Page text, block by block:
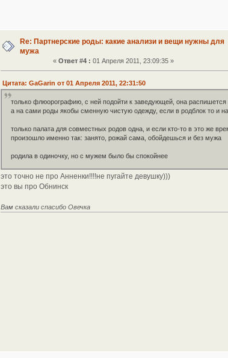
Re: Партнерские роды: какие анализи и вещи нужны для
мужа
« Ответ #4 : 01 Апреля 2011, 23:09:35 »
Цитата: GaGarin от 01 Апреля 2011, 22:31:50
только флюорографию, с ней подойти к заведующей, она распишется
а на сами роды якобы сменную чистую одежду, если в родблок то и
только палата для совместных родов одна, и если кто-то в это же
произошло именно так: занято, рожай сама, обойдешься и без мужа
родила в одиночку, но с мужем было бы спокойнее
это точно не про Анненки!!!!не пугайте девушку)))
это вы про Обнинск
Вам сказали спасибо Овечка